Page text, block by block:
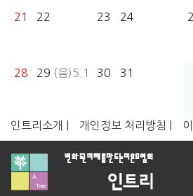
21 22 23 24
28 29 (음)5.1 30 31
인트리소개 | 개인정보 처리방침 |